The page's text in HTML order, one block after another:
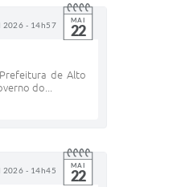
2026 - 14h57 MAI
22
de Alto
do...
2026 - 14h45 MAI
22